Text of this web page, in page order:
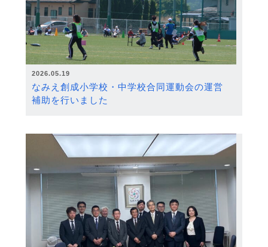
2026.05.19
なみえ創成小学校・中学校合同運動会の運営
補助を行いました